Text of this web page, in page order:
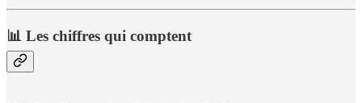
📊 Les chiffres qui comptent